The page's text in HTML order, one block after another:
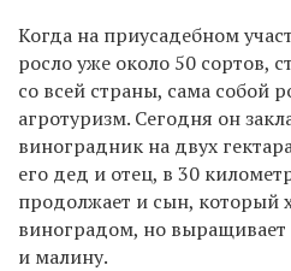
Когда на приусадебном
росло уже около 50 сортов,
со всей страны, сама собой
агротуризм. Сегодня он
виноградник на двух
его дед и отец, в 30
продолжает и сын, который
виноградом, но
и малину.